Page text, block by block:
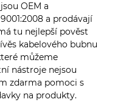
OEM a
a prodávají
tu nejlepší pověst
kabelového bubnu
můžeme
nástroje nejsou
zdarma pomoci s
na produkty.